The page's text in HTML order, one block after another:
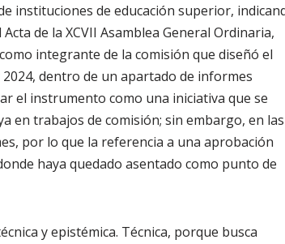
instituciones de educación superior,
de la XCVII Asamblea General Ordinaria,
integrante de la comisión que diseñó el
dentro de un apartado de informes
el instrumento como una iniciativa que se
en trabajos de comisión; sin embargo, en las
por lo que la referencia a una aprobación
haya quedado asentado como punto de
y epistémica. Técnica, porque busca